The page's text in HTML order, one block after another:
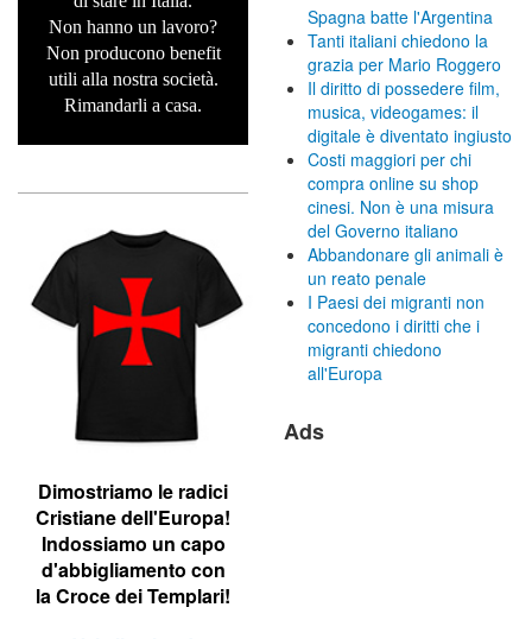
Non hanno un lavoro?
Non producono benefit
utili alla nostra società.
Rimandarli a casa.
Dimostriamo le radici
Cristiane dell'Europa!
Indossiamo un capo
d'abbigliamento con
la Croce dei Templari!
Spagna batte l'Argentina
Tanti italiani chiedono la
grazia per Mario Roggero
Il diritto di possedere film,
musica, videogames: il
digitale è diventato ingiusto
Costi maggiori per chi
compra online su shop
cinesi. Non è una misura
del Governo italiano
Abbandonare gli animali è
un reato penale
I Paesi dei migranti non
concedono i diritti che i
migranti chiedono
all'Europa
Ads